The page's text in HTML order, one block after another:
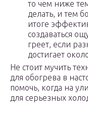
то чем ниже
делать, и тем
итоге
создаваться
греет, если
достигает
Не стоит мучить
для обогрева в
помочь, когда на
для серьезных